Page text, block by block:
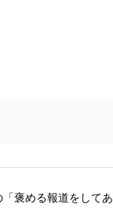
褒める報道をして